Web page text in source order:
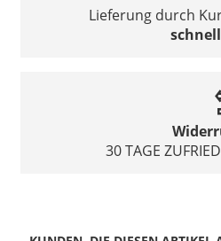
Lieferung durch
30 TAGE